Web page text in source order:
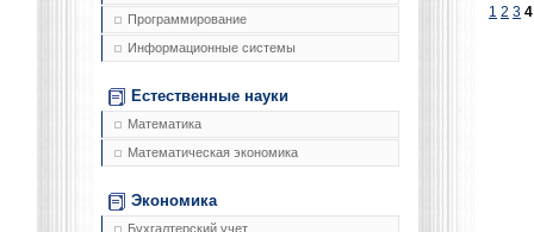
Программирование
Информационные системы
Естественные науки
Математика
Математическая экономика
Экономика
Бухгалтерский учет
1 2 3 4